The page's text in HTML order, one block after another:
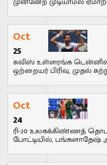
Oct
25
சுவிஸ் உள்ளரங்க
ஒற்றையர் பிரிவு, முதல்
Oct
24
ரி-20 உலகக்கிண்ணத்
போட்டியில்,